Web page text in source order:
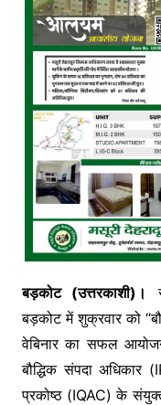
बड़कोट (उत्तरकाशी)।
बड़कोट में शुक्रवार को
वेबिनार का सफल
बौद्धिक संपदा
प्रकोष्ठ (IQAC) के